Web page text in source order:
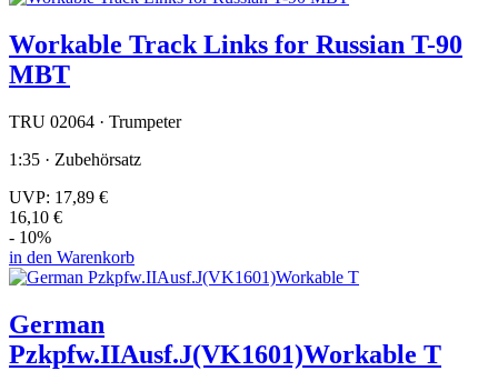
Workable Track Links for Russian T-90
MBT
TRU 02064 · Trumpeter
1:35 · Zubehörsatz
UVP: 17,89 €
16,10 €
- 10%
in den Warenkorb
German
Pzkpfw.IIAusf.J(VK1601)Workable T